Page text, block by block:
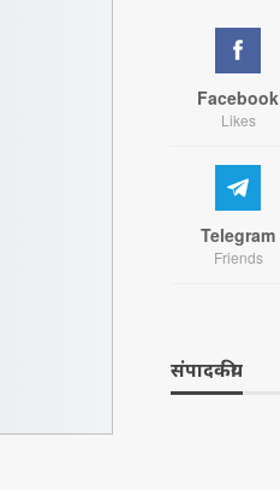
Facebook
Likes
Telegram
Friends
संपादकीय